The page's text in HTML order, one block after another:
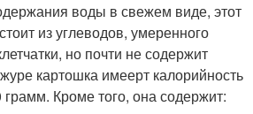
воды в свежем виде, этот
из углеводов, умеренного
но почти не содержит
картошка имеерт калорийность
грамм. Кроме того, она содержит: